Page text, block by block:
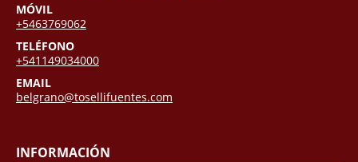
MÓVIL
+5463769062
TELÉFONO
+541149034000
EMAIL
belgrano@tosellifuentes.com
INFORMACIÓN